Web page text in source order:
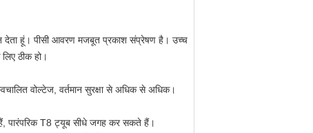
देता हूं। पीसी आवरण मजबूत प्रकाश संप्रेषण है। उच्च
ठीक हो।
वोल्टेज, वर्तमान सुरक्षा से अधिक से अधिक।
पारंपरिक T8 ट्यूब सीधे जगह कर सकते हैं।